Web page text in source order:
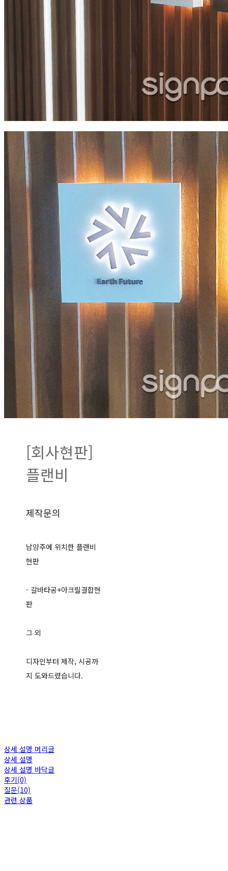
[회사현판]
플랜비
제작문의
남양주에 위치한 플랜비
현판
- 갈바타공+아크릴결합현
판
그 외
디자인부터 제작, 시공까
지 도와드렸습니다.
상세 설명 머리글
상세 설명
상세 설명 바닥글
후기(0)
질문(10)
관련 상품